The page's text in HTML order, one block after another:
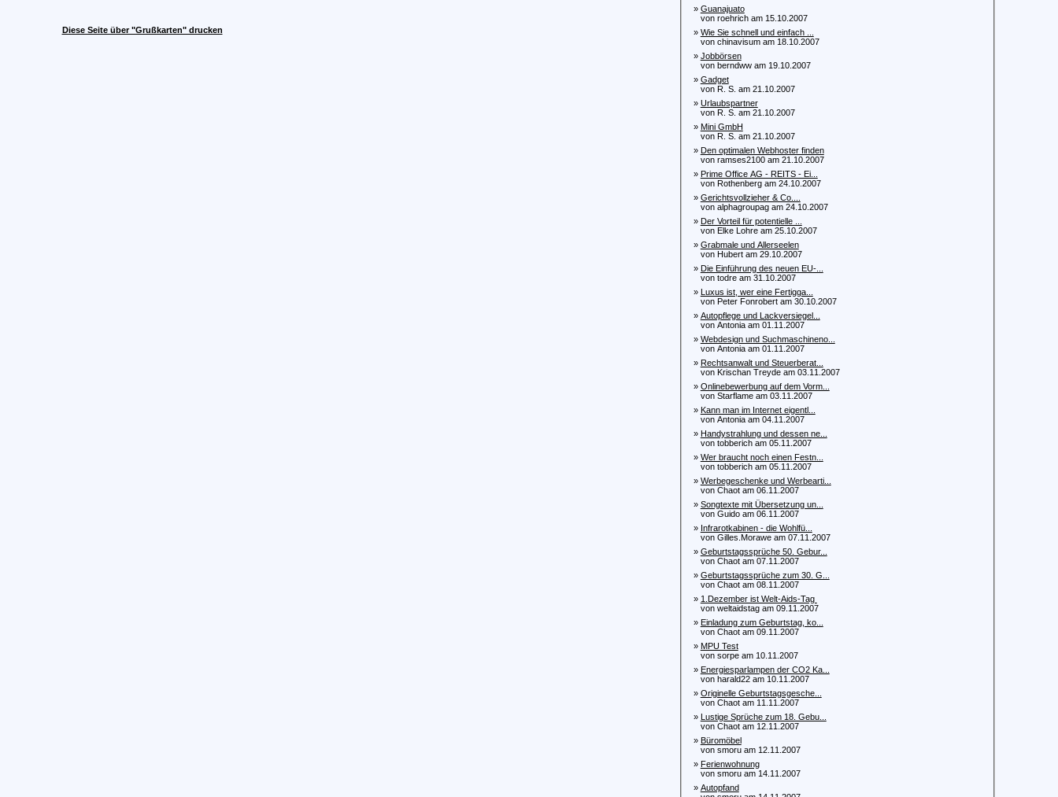
Diese Seite über "Grußkarten" drucken
» Guanajuato
von roehrich am 15.10.2007
» Wie Sie schnell und einfach ...
von chinavisum am 18.10.2007
» Jobbörsen
von berndww am 19.10.2007
» Gadget
von R. S. am 21.10.2007
» Urlaubspartner
von R. S. am 21.10.2007
» Mini GmbH
von R. S. am 21.10.2007
» Den optimalen Webhoster finden
von ramses2100 am 21.10.2007
» Prime Office AG - REITS - Ei...
von Rothenberg am 24.10.2007
» Gerichtsvollzieher & Co....
von alphagroupag am 24.10.2007
» Der Vorteil für potentielle ...
von Elke Lohre am 25.10.2007
» Grabmale und Allerseelen
von Hubert am 29.10.2007
» Die Einführung des neuen EU-...
von todre am 31.10.2007
» Luxus ist, wer eine Fertigga...
von Peter Fonrobert am 30.10.2007
» Autopflege und Lackversiegel...
von Antonia am 01.11.2007
» Webdesign und Suchmaschineno...
von Antonia am 01.11.2007
» Rechtsanwalt und Steuerberat...
von Krischan Treyde am 03.11.2007
» Onlinebewerbung auf dem Vorm...
von Starflame am 03.11.2007
» Kann man im Internet eigentl...
von Antonia am 04.11.2007
» Handystrahlung und dessen ne...
von tobberich am 05.11.2007
» Wer braucht noch einen Festn...
von tobberich am 05.11.2007
» Werbegeschenke und Werbearti...
von Chaot am 06.11.2007
» Songtexte mit Übersetzung un...
von Guido am 06.11.2007
» Infrarotkabinen - die Wohlfü...
von Gilles.Morawe am 07.11.2007
» Geburtstagssprüche 50. Gebur...
von Chaot am 07.11.2007
» Geburtstagssprüche zum 30. G...
von Chaot am 08.11.2007
» 1.Dezember ist Welt-Aids-Tag
von weltaidstag am 09.11.2007
» Einladung zum Geburtstag, ko...
von Chaot am 09.11.2007
» MPU Test
von sorpe am 10.11.2007
» Energiesparlampen der CO2 Ka...
von harald22 am 10.11.2007
» Originelle Geburtstagsgesche...
von Chaot am 11.11.2007
» Lustige Sprüche zum 18. Gebu...
von Chaot am 12.11.2007
» Büromöbel
von smoru am 12.11.2007
» Ferienwohnung
von smoru am 14.11.2007
» Autopfand